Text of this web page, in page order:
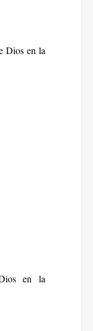
Dios en la
en la